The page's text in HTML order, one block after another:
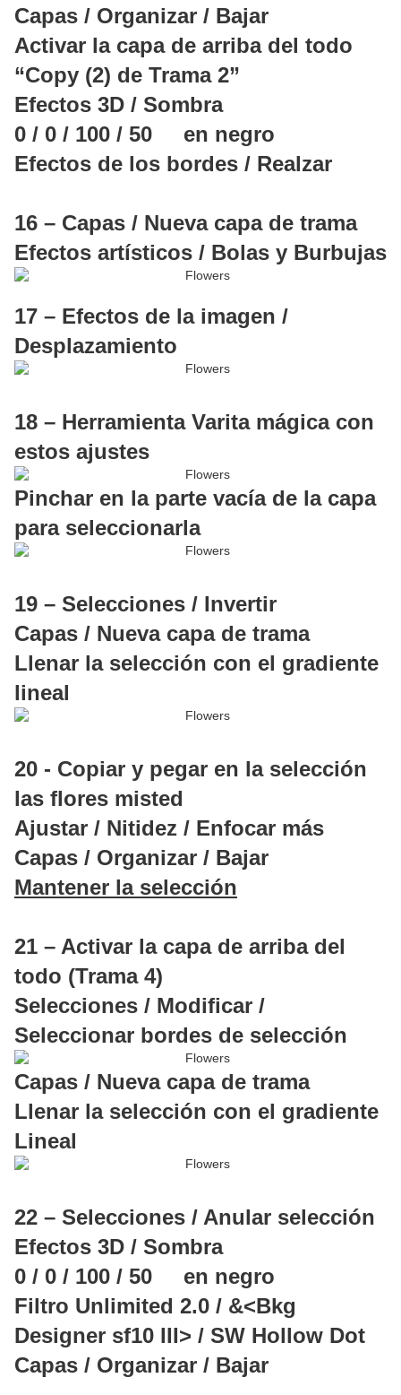
Capas / Organizar / Bajar
Activar la capa de arriba del todo
“Copy (2) de Trama 2”
Efectos 3D / Sombra
0 / 0 / 100 / 50 en negro
Efectos de los bordes / Realzar
16 – Capas / Nueva capa de trama
Efectos artísticos / Bolas y Burbujas
17 – Efectos de la imagen /
Desplazamiento
18 – Herramienta Varita mágica con
estos ajustes
Pinchar en la parte vacía de la capa
para seleccionarla
19 – Selecciones / Invertir
Capas / Nueva capa de trama
Llenar la selección con el gradiente
lineal
20 - Copiar y pegar en la selección
las flores misted
Ajustar / Nitidez / Enfocar más
Capas / Organizar / Bajar
Mantener la selección
21 – Activar la capa de arriba del
todo (Trama 4)
Selecciones / Modificar /
Seleccionar bordes de selección
Capas / Nueva capa de trama
Llenar la selección con el gradiente
Lineal
22 – Selecciones / Anular selección
Efectos 3D / Sombra
0 / 0 / 100 / 50 en negro
Filtro Unlimited 2.0 / &<Bkg
Designer sf10 III> / SW Hollow Dot
Capas / Organizar / Bajar